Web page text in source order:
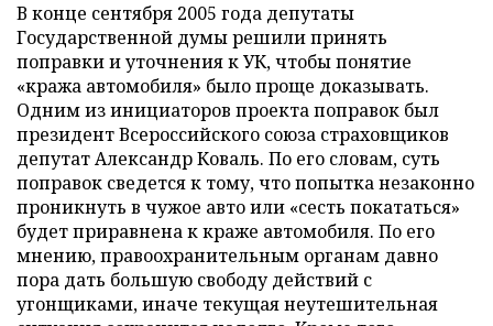
В конце сентября 2005 года депутаты
Государственной думы решили принять
поправки и уточнения к УК, чтобы понятие
«кража автомобиля» было проще доказывать.
Одним из инициаторов проекта поправок был
президент Всероссийского союза страховщиков
депутат Александр Коваль. По его словам, суть
поправок сведется к тому, что попытка незаконно
проникнуть в чужое авто или «сесть покататься»
будет приравнена к краже автомобиля. По его
мнению, правоохранительным органам давно
пора дать большую свободу действий с
угонщиками, иначе текущая неутешительная